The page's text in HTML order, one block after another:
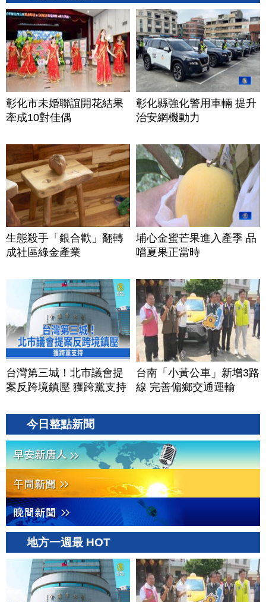
彰化市未婚聯誼開花結果
牽成10對佳偶
彰化縣強化警用車輛 提升
治安網機動力
生態殺手「銀合歡」翻轉
成社區綠金產業
埔心金蜜芒果進入產季 品
嚐夏果正當時
台灣第三城！北市議會提
案反跨境鎮壓 獲跨黨支持
台南「小黃公車」新增3路
線 完善偏鄉交通運輸
今日整點新聞
地方一週最 HOT